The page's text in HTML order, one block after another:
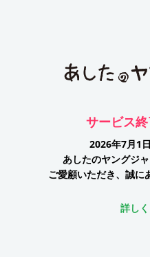
サービス
2026年7月1
あしたのヤングジ
ご愛顧いただき、誠に
詳し